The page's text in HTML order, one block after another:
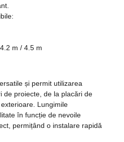
m / 4.5 m
și permit utilizarea
de proiecte, de la placări de
Lungimile
în funcție de nevoile
permițând o instalare rapidă